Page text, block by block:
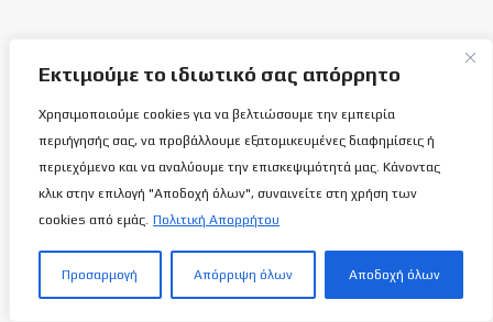
Εκτιμούμε το ιδιωτικό σας απόρρητο
Χρησιμοποιούμε cookies για να βελτιώσουμε την εμπειρία
περιήγησής σας, να προβάλλουμε εξατομικευμένες διαφημίσεις ή
περιεχόμενο και να αναλύουμε την επισκεψιμότητά μας. Κάνοντας
κλικ στην επιλογή "Αποδοχή όλων", συναινείτε στη χρήση των
cookies από εμάς. Πολιτική Απορρήτου
Προσαρμογή Απόρριψη όλων Αποδοχή όλων
Το Basketball Stories στις επάλξεις!
Μια νέα ιστοσελίδα εμφανίζεται σήμερα μπροστά στις οθόνες
σας, η basketballstoriescy.com.